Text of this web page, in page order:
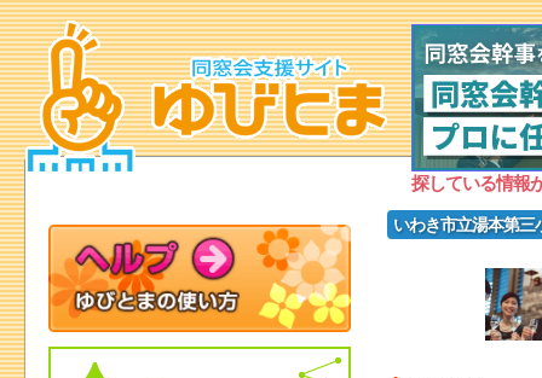
探している情報
いわき市立湯本第三